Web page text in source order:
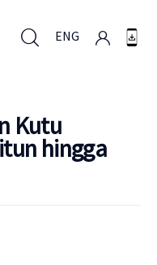
ENG
Kutu
hingga